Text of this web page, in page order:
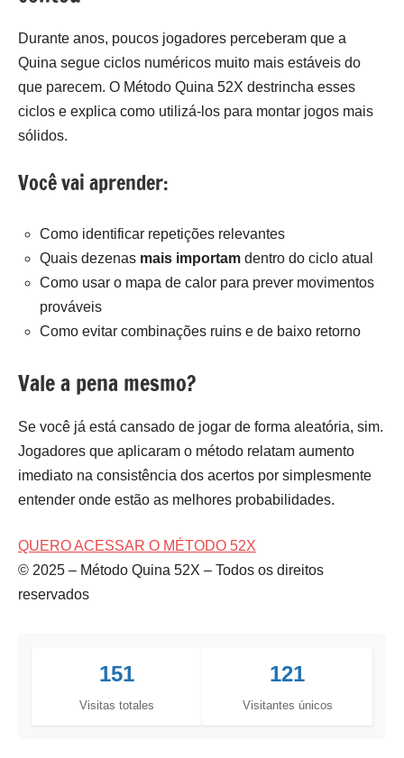
Durante anos, poucos jogadores perceberam que a
Quina segue ciclos numéricos muito mais estáveis do
que parecem. O Método Quina 52X destrincha esses
ciclos e explica como utilizá‑los para montar jogos mais
sólidos.
Você vai aprender:
Como identificar repetições relevantes
Quais dezenas mais importam dentro do ciclo atual
Como usar o mapa de calor para prever movimentos
prováveis
Como evitar combinações ruins e de baixo retorno
Vale a pena mesmo?
Se você já está cansado de jogar de forma aleatória, sim.
Jogadores que aplicaram o método relatam aumento
imediato na consistência dos acertos por simplesmente
entender onde estão as melhores probabilidades.
QUERO ACESSAR O MÉTODO 52X
© 2025 – Método Quina 52X – Todos os direitos
reservados
151
Visitas totales
121
Visitantes únicos